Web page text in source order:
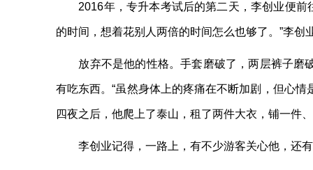
2016年，专升本考试后的第二天，李创业便前
的时间，想着花别人两倍的时间怎么也够了。”李
放弃不是他的性格。手套磨破了，两层裤子磨
有吃东西。“虽然身体上的疼痛在不断加剧，但心
四夜之后，他爬上了泰山，租了两件大衣，铺一件
李创业记得，一路上，有不少游客关心他，还有